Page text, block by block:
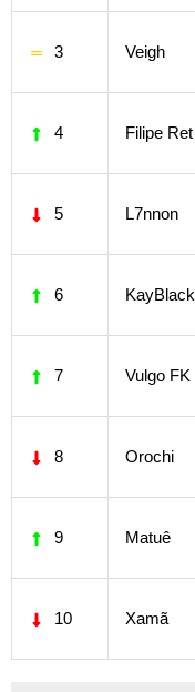
3 Veigh
4 Filipe Ret
5 L7nnon
6 KayBlack
7 Vulgo FK
8 Orochi
9 Matuê
10 Xamã